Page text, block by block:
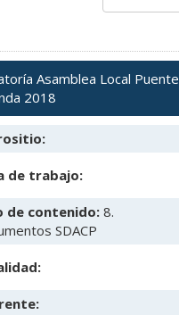
Asamblea Local Puente
2018
de trabajo:
de contenido:8.
SDACP